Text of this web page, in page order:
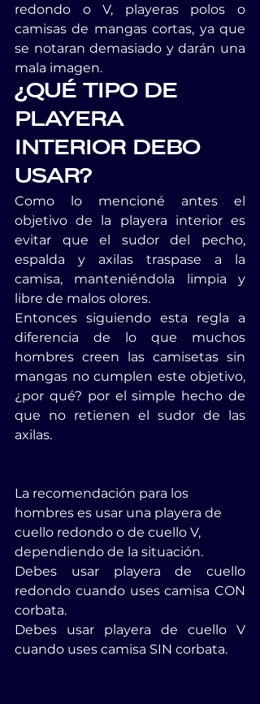
redondo o V, playeras polos o
camisas de mangas cortas, ya que
se notaran demasiado y darán una
mala imagen.
¿QUÉ TIPO DE
PLAYERA
INTERIOR DEBO
USAR?
Como lo mencioné antes el
objetivo de la playera interior es
evitar que el sudor del pecho,
espalda y axilas traspase a la
camisa, manteniéndola limpia y
libre de malos olores.
Entonces siguiendo esta regla a
diferencia de lo que muchos
hombres creen las camisetas sin
mangas no cumplen este objetivo,
¿por qué? por el simple hecho de
que no retienen el sudor de las
axilas.
La recomendación para los
hombres es usar una playera de
cuello redondo o de cuello V,
dependiendo de la situación.
Debes usar playera de cuello
redondo cuando uses camisa CON
corbata.
Debes usar playera de cuello V
cuando uses camisa SIN corbata.